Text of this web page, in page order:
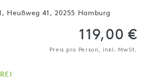
Heußweg 41, 20255 Hamburg
119,00 €
Preis pro Person, inkl. MwSt.